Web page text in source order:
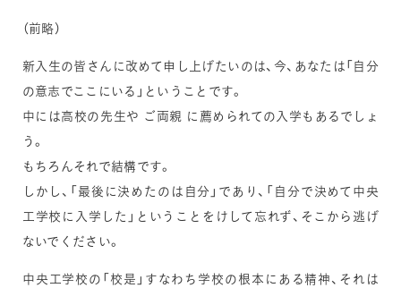
（前略）
新入生の皆さんに改めて申し上げたいのは、今、あなたは「自分
の意志でここにいる」ということです。
中には高校の先生や ご両親 に薦められての入学もあるでしょ
う。
もちろんそれで結構です。
しかし、「最後に決めたのは自分」であり、「自分で決めて中央
工学校に入学した」ということをけして忘れず、そこから逃げ
ないでください。
中央工学校の「校是」すなわち学校の根本にある精神、それは